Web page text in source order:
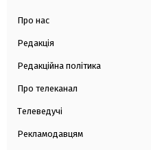
Про нас
Редакція
Редакційна політика
Про телеканал
Телеведучі
Рекламодавцям